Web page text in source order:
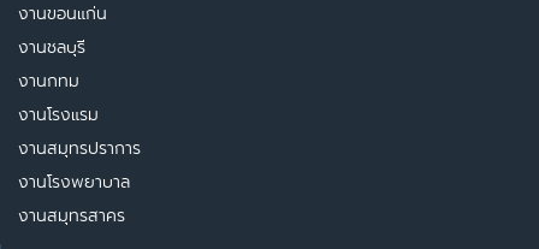
งานขอนแก่น
งานชลบุรี
งานกทม
งานโรงแรม
งานสมุทรปราการ
งานโรงพยาบาล
งานสมุทรสาคร